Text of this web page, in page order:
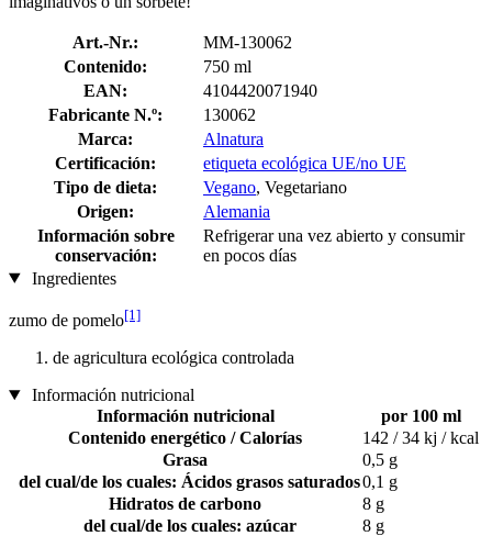
Art.-Nr.:
MM-130062
Contenido:
750 ml
EAN:
4104420071940
Fabricante N.º:
130062
Marca:
Alnatura
Certificación:
etiqueta ecológica UE/no UE
Tipo de dieta:
Vegano, Vegetariano
Origen:
Alemania
Información sobre
conservación:
Refrigerar una vez abierto y consumir
en pocos días
Ingredientes
zumo de pomelo[1]
de agricultura ecológica controlada
Información nutricional
Información nutricional
por 100 ml
Contenido energético / Calorías
142 / 34 kj / kcal
Grasa
0,5 g
del cual/de los cuales: Ácidos grasos saturados0,1 g
Hidratos de carbono
8 g
del cual/de los cuales: azúcar
8 g